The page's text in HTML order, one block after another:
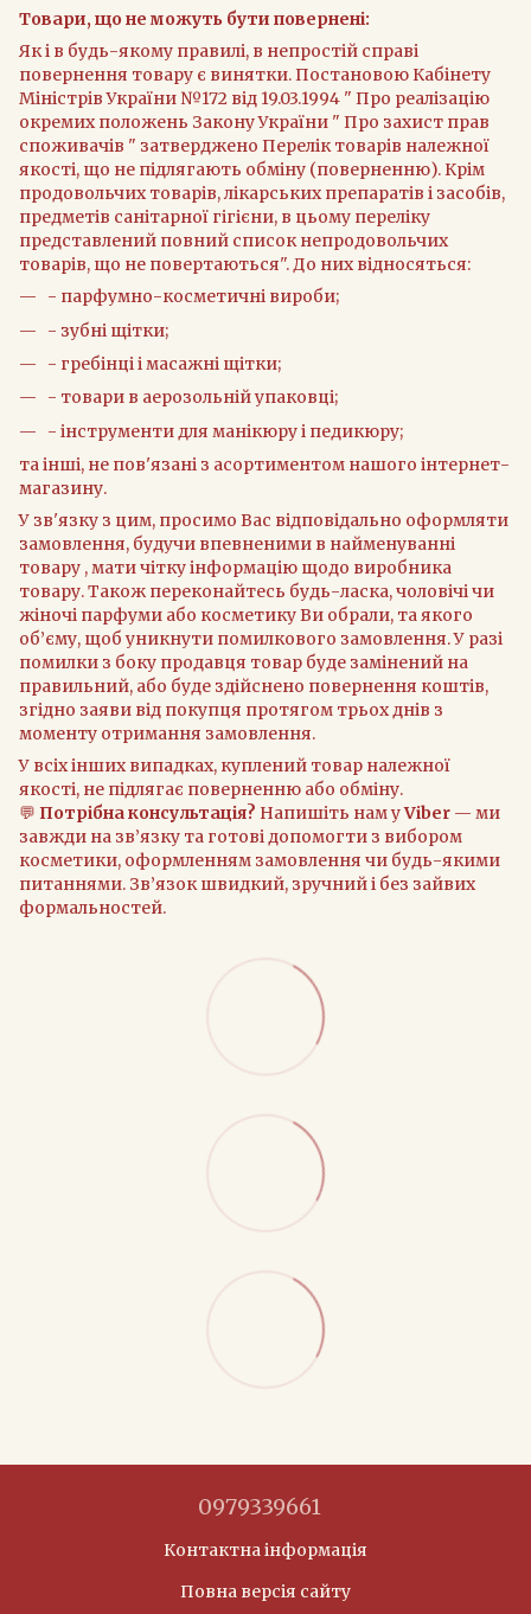
Товари, що не можуть бути повернені:
Як і в будь-якому правилі, в непростій справі
повернення товару є винятки. Постановою Кабінету
Міністрів України №172 від 19.03.1994 " Про реалізацію
окремих положень Закону України " Про захист прав
споживачів " затверджено Перелік товарів належної
якості, що не підлягають обміну (поверненню). Крім
продовольчих товарів, лікарських препаратів і засобів,
предметів санітарної гігієни, в цьому переліку
представлений повний список непродовольчих
товарів, що не повертаються". До них відносяться:
- парфумно-косметичні вироби;
- зубні щітки;
- гребінці і масажні щітки;
- товари в аерозольній упаковці;
- інструменти для манікюру і педикюру;
та інші, не пов'язані з асортиментом нашого інтернет-
магазину.
У зв'язку з цим, просимо Вас відповідально оформляти
замовлення, будучи впевненими в найменуванні
товару , мати чітку інформацію щодо виробника
товару. Також переконайтесь будь-ласка, чоловічі чи
жіночі парфуми або косметику Ви обрали, та якого
об’єму, щоб уникнути помилкового замовлення. У разі
помилки з боку продавця товар буде замінений на
правильний, або буде здійснено повернення коштів,
згідно заяви від покупця протягом трьох днів з
моменту отримання замовлення.
У всіх інших випадках, куплений товар належної
якості, не підлягає поверненню або обміну.
💬 Потрібна консультація? Напишіть нам уViber — ми
завжди на зв’язку та готові допомогти з вибором
косметики, оформленням замовлення чи будь-якими
питаннями. Зв’язок швидкий, зручний і без зайвих
формальностей.
0979339661
Контактна інформація
Повна версія сайту